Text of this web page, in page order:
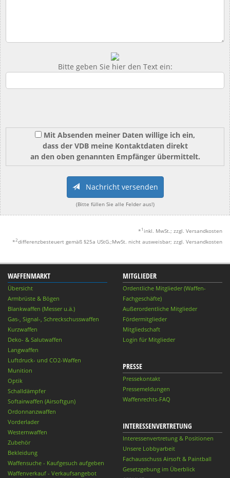
Bitte geben Sie hier den Text ein:
Mit Absenden meiner Daten willige ich ein,
dass der VDB meine Kontaktdaten direkt
an den oben genannten Empfänger übermittelt.
Nachricht versenden
(Bitte füllen Sie alle Felder aus!)
* 1 inkl. MwSt.; zzgl. Versandkosten
*2differenzbesteuert gemäß §25a UStG.;MwSt. nicht ausweisbar; zzgl. Versandkosten
WAFFENMARKT
Übersicht
Armbrüste & Bögen
Blankwaffen (Messer u.ä.)
Gas-, Signal-, Schreckschusswaffen
Kurzwaffen
Deko- & Salutwaffen
Langwaffen
Luftdruck- und CO2-Waffen
Munition
Optik
Schalldämpfer
Softairwaffen (Airsoftgun)
Ordonnanzwaffen
Vorderlader
Westernwaffen
Zubehör
Bekleidung
Waffensuche - Kaufgesuch aufgeben
Waffenverkauf - Verkaufsangebot
MITGLIEDER
Ordentliche Mitglieder (Waffen-
Fachgeschäfte)
Außerordentliche Mitglieder
Fördermitglieder
Mitgliedschaft
Login für Mitglieder
PRESSE
Pressekontakt
Pressemeldungen
Waffenrechts-FAQ
INTERESSENVERTRETUNG
Interessenvertretung & Positionen
Unsere Lobbyarbeit
Fachausschuss Airsoft & Paintball
Gesetzgebung im Überblick